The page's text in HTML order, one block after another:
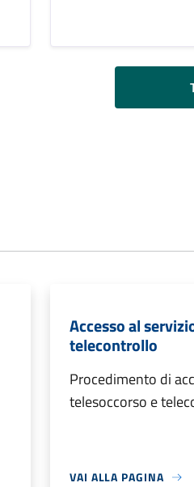
Accesso al
telecontrollo
Procedimento di
telesoccorso e
VAI ALLA PAGINA